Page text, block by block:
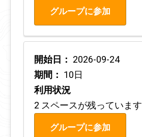
グループに参加
開始日： 2026-09-24
期間： 10日
利用状況
2 スペースが残っています
グループに参加